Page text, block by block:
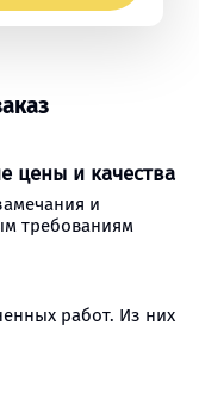
цены и качества
и
требованиям
работ. Из них